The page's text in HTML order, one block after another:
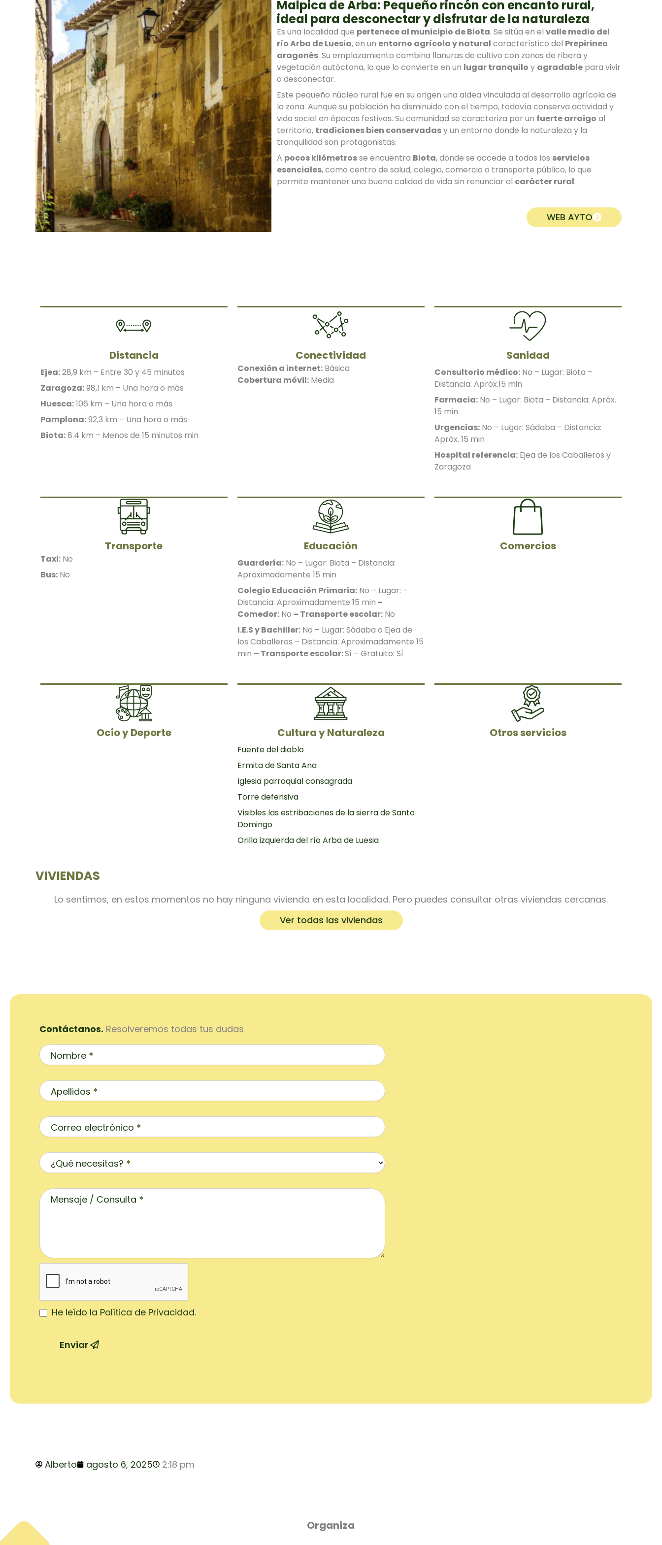
Malpica de Arba: Pequeño rincón con encanto rural,
ideal para desconectar y disfrutar de la naturaleza
Es una localidad que pertenece al municipio de Biota. Se sitúa en el valle medio del
río Arba de Luesia, en un entorno agrícola y natural característico del Prepirineo
aragonés. Su emplazamiento combina llanuras de cultivo con zonas de ribera y
vegetación autóctona, lo que lo convierte en un lugar tranquilo y agradable para vivir
o desconectar.
Este pequeño núcleo rural fue en su origen una aldea vinculada al desarrollo agrícola de
la zona. Aunque su población ha disminuido con el tiempo, todavía conserva actividad y
vida social en épocas festivas. Su comunidad se caracteriza por un fuerte arraigo al
territorio, tradiciones bien conservadasy un entorno donde la naturaleza y la
tranquilidad son protagonistas.
A pocos kilómetrosse encuentra Biota, donde se accede a todos los servicios
esenciales, como centro de salud, colegio, comercio o transporte público, lo que
permite mantener una buena calidad de vida sin renunciar al carácter rural.
WEB AYTO
Distancia
Ejea:28,9 km – Entre 30 y 45 minutos
Zaragoza:98,1 km – Una hora o más
Huesca:106 km – Una hora o más
Pamplona:92,3 km – Una hora o más
Biota:8.4 km – Menos de 15 minutos min
Conectividad
Conexión a internet:Básica
Cobertura móvil:Media
Sanidad
Consultorio médico:No – Lugar: Biota –
Distancia: Apróx.15 min
Farmacia:No – Lugar: Biota – Distancia: Apróx.
15 min
Urgencias:No – Lugar: Sádaba – Distancia:
Apróx. 15 min
Hospital referencia:Ejea de los Caballeros y
Zaragoza
Transporte
Taxi: No
Bus: No
Educación
Guardería:No – Lugar: Biota – Distancia:
Aproximadamente 15 min
Colegio Educación Primaria:No – Lugar: –
Distancia: Aproximadamente 15 min –
Comedor:No – Transporte escolar:No
I.E.S y Bachiller:No – Lugar: Sádaba o Ejea de
los Caballeros – Distancia: Aproximadamente 15
min – Transporte escolar:Sí – Gratuito: Sí
Comercios
Ocio y Deporte Cultura y Naturaleza
Fuente del diablo
Ermita de Santa Ana
Iglesia parroquial consagrada
Torre defensiva
Visibles las estribaciones de la sierra de Santo
Domingo
Orilla izquierda del río Arba de Luesia
Otros servicios
VIVIENDAS
Lo sentimos, en estos momentos no hay ninguna vivienda en esta localidad. Pero puedes consultar otras viviendas cercanas.
Ver todas las viviendas
Contáctanos. Resolveremos todas tus dudas
Inicio
Nombre *
Apellidos *
Correo electrónico *
¿Qué necesitas? *
Mensaje / Consulta *
He leído la Política de Privacidad.
Enviar
Alberto agosto 6, 2025 2:18 pm
Organiza